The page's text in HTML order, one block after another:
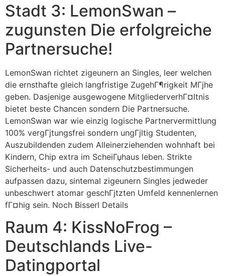
Stadt 3: LemonSwan –
zugunsten Die erfolgreiche
Partnersuche!
LemonSwan richtet zigeunern an Singles, leer welchen
die ernsthafte gleich langfristige ZugehГ¶rigkeit MГјhe
geben. Dasjenige ausgewogene MitgliederverhГ¤ltnis
bietet beste Chancen sondern Die Partnersuche.
LemonSwan war wie einzig logische Partnervermittlung
100% vergГјtungsfrei sondern ungГјltig Studenten,
Auszubildenden zudem Alleinerziehenden wohnhaft bei
Kindern, Chip extra im ScheiГџhaus leben. Strikte
Sicherheits- und auch Datenschutzbestimmungen
aufpassen dazu, sintemal zigeunern Singles jedweder
unbeschwert atomar geschГјtzten Umfeld kennenlernen
fГ¤hig sein. Noch Bisserl Details
Raum 4: KissNoFrog –
Deutschlands Live-
Datingportal